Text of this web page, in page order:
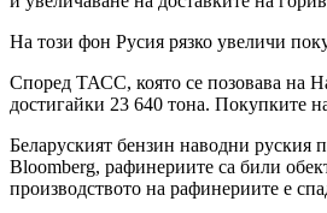
На този фон Русия рязко увеличи
Според ТАСС, която се позовава на
достигайки 23 640 тона. Покупките
Беларуският бензин наводни руския
Bloomberg, рафинериите са били
производството на рафинериите е